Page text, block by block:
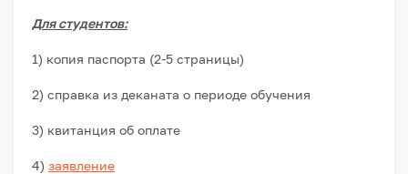
Для студентов:
1) копия паспорта (2-5 страницы)
2) справка из деканата о периоде обучения
3) квитанция об оплате
4) заявление